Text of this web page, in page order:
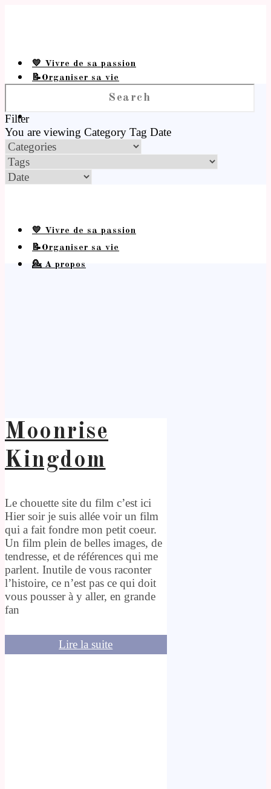
💛 Vivre de sa passion
📝Organiser sa vie
Filter
You are viewing Category Tag Date
💛 Vivre de sa passion
📝Organiser sa vie
💁 A propos
Moonrise
Kingdom
Le chouette site du film c’est ici
Hier soir je suis allée voir un film
qui a fait fondre mon petit coeur.
Un film plein de belles images, de
tendresse, et de références qui me
parlent. Inutile de vous raconter
l’histoire, ce n’est pas ce qui doit
vous pousser à y aller, en grande
fan
Lire la suite